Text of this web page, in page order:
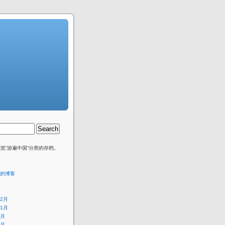
“游遍中国”分类的存档。
博客
月
月